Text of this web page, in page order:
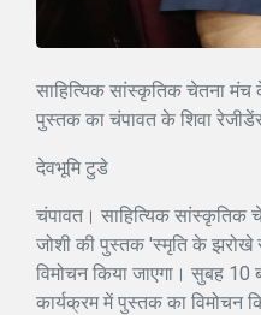
साहित्यिक सांस्कृतिक चेतना मंच
पुस्तक का चंपावत के शिवा
देवभूमि टुडे
चंपावत। साहित्यिक सांस्कृतिक
जोशी की पुस्तक 'स्मृति के
विमोचन किया जाएगा। सुबह
कार्यक्रम में पुस्तक का विमोचन